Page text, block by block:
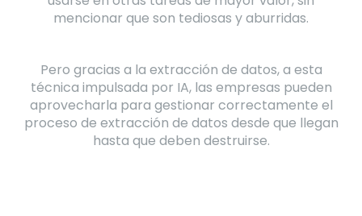
mencionar que son tediosas y aburridas.
Pero gracias a la extracción de datos, a esta
técnica impulsada por IA, las empresas pueden
aprovecharla para gestionar correctamente el
proceso de extracción de datos desde que llegan
hasta que deben destruirse.